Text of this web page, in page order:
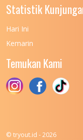
(UPN)
(UPN)
Statistik
Hari Ini
Kemarin
Temukan Kami
© tryout.id - 2026